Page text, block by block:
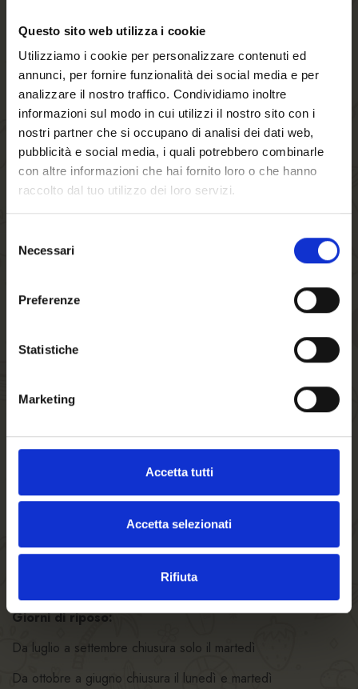
Benvenuto su forst.it
Questo sito web utilizza i cookie
Utilizziamo i cookie per personalizzare contenuti ed
annunci, per fornire funzionalità dei social media e per
analizzare il nostro traffico. Condividiamo inoltre
informazioni sul modo in cui utilizzi il nostro sito con i
nostri partner che si occupano di analisi dei dati web,
pubblicità e social media, i quali potrebbero combinarle
con altre informazioni che hai fornito loro o che hanno
raccolto dal tuo utilizzo dei loro servizi.
delNecessari
Preferenze
Statistiche
Marketing
Accetta tutti
Accetta selezionati
Rifiuta
Forsterbräu Lana
Giorni di riposo:
Da luglio a settembre chiusura solo il martedì
Da ottobre a giugno chiusura il lunedì e martedì